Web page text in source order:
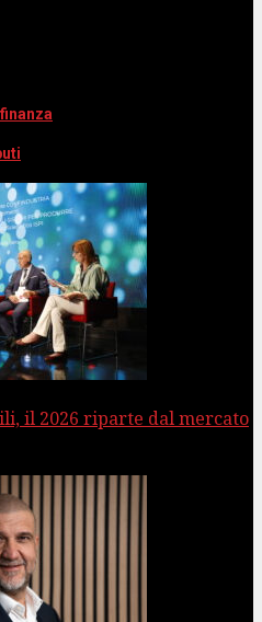
il 2026 riparte dal mercato